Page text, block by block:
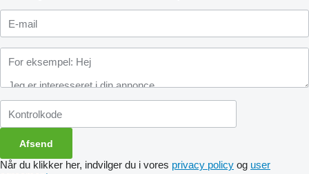
Når du klikker her, indvilger du i vores privacy policy og user